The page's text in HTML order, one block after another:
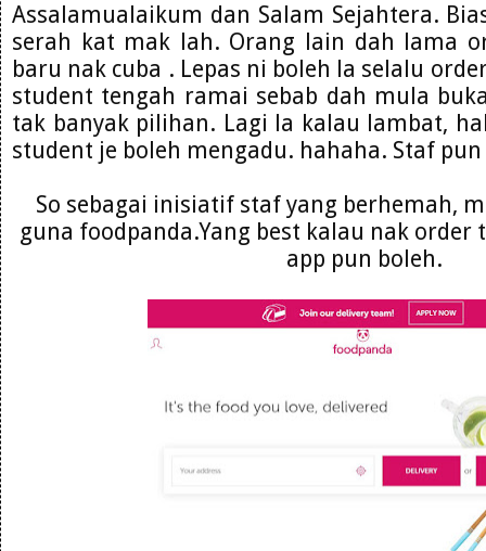
Assalamualaikum dan Salam Sejahtera.
serah kat mak lah. Orang lain dah lama
baru nak cuba . Lepas ni boleh la selalu
student tengah ramai sebab dah mula
tak banyak pilihan. Lagi la kalau lambat,
student je boleh mengadu. hahaha. Staf
So sebagai inisiatif staf yang berhemah,
guna foodpanda.Yang best kalau nak
app pun boleh.